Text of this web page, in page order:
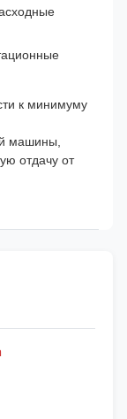
к минимуму
машины,
отдачу от